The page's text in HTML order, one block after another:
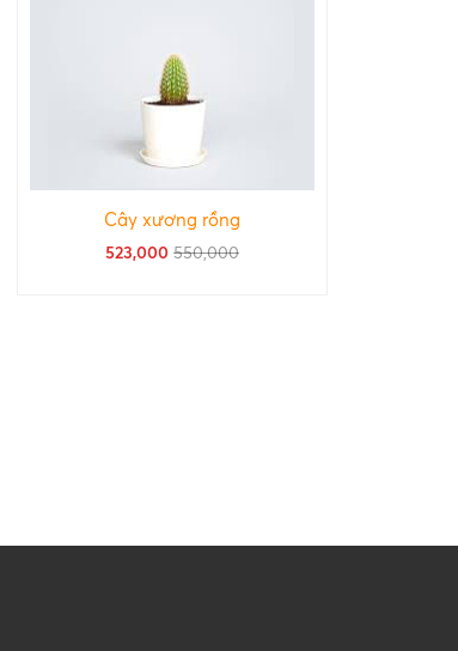
Cây xương rồng
523,000 550,000